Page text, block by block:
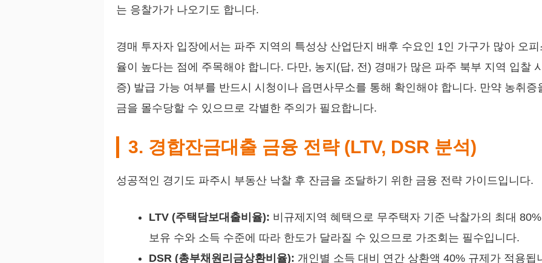
는 응찰가가 나오기도 합니다.
경매 투자자 입장에서는 파주 지역의 특성상 산업단지 배후 수요인 1인 가구가 많아 오
율이 높다는 점에 주목해야 합니다. 다만, 농지(답, 전) 경매가 많은 파주 북부 지역 입찰
증) 발급 가능 여부를 반드시 시청이나 읍면사무소를 통해 확인해야 합니다. 만약 농취
금을 몰수당할 수 있으므로 각별한 주의가 필요합니다.
3. 경합잔금대출 금융 전략 (LTV, DSR 분석)
성공적인 경기도 파주시 부동산 낙찰 후 잔금을 조달하기 위한 금융 전략 가이드입니다.
LTV (주택담보대출비율): 비규제지역 혜택으로 무주택자 기준 낙찰가의 최대
보유 수와 소득 수준에 따라 한도가 달라질 수 있으므로 가조회는 필수입니다.
DSR (총부채원리금상환비율): 개인별 소득 대비 연간 상환액 40% 규제가 적용